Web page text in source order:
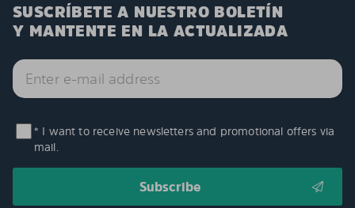
SUSCRÍBETE A NUESTRO BOLETÍN
Y MANTENTE EN LA ACTUALIZADA
* I want to receive newsletters and promotional offers via
mail.